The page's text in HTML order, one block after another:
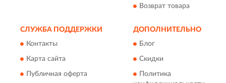
Возврат товара
СЛУЖБА ПОДДЕРЖКИ
Контакты
Карта сайта
Публичная оферта
ДОПОЛНИТЕЛЬНО
Блог
Скидки
Политика